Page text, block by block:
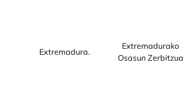
opens in a new tab
Extremadura.
Extremadurako
Osasun Zerbitzua